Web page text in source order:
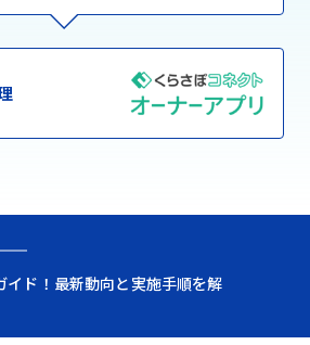
ド！最新動向と実施手順を解